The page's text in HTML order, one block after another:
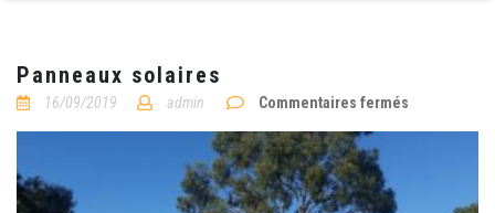
Panneaux solaires
16/09/2019 admin Commentaires fermés
solaires